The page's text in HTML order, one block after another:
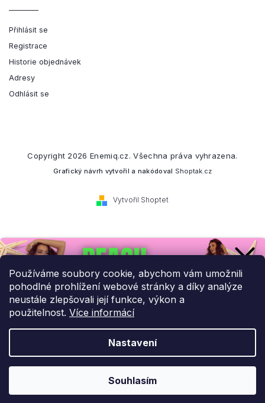
Používáme soubory cookie, abychom vám umožnili
pohodlné prohlížení webové stránky a díky analýze
neustále zlepšovali její funkce, výkon a
použitelnost. Více informácí
Nastavení
Souhlasím
Přihlásit se
Registrace
Historie objednávek
Adresy
Odhlásit se
Vytvořil Shoptet
Copyright 2026 Enemiq.cz. Všechna práva vyhrazena.
Grafický návrh vytvořil a nakódoval Shoptak.cz
Přihlaste se k našemu
newsletteru.
Budeme vám posílat informace o našich novinkách a slevových
akcích.
Odebírat newsletter
Ochrana osobních údajů
UPLATNIT SLEVU!